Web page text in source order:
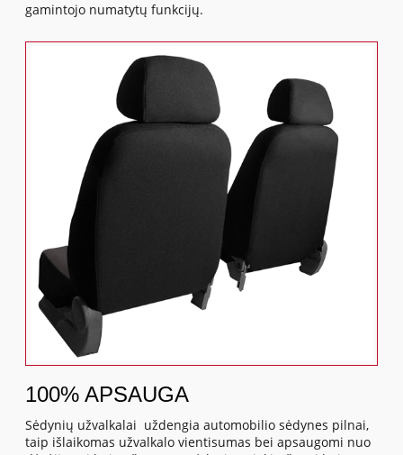
gamintojo numatytų funkcijų.
100% APSAUGA
Sėdynių užvalkalai uždengia automobilio sėdynes pilnai,
taip išlaikomas užvalkalo vientisumas bei apsaugomi nuo